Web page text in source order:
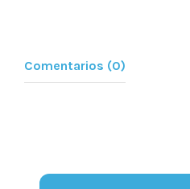
Comentarios (0)